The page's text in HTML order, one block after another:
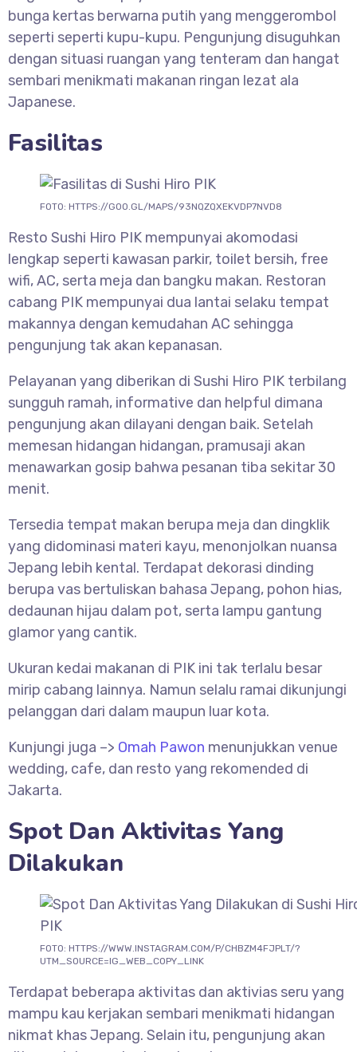
bunga kertas berwarna putih yang menggerombol
seperti seperti kupu-kupu. Pengunjung disuguhkan
dengan situasi ruangan yang tenteram dan hangat
sembari menikmati makanan ringan lezat ala
Japanese.
Fasilitas
FOTO: HTTPS://GOO.GL/MAPS/93NQZQXEKVDP7NVD8
Resto Sushi Hiro PIK mempunyai akomodasi
lengkap seperti kawasan parkir, toilet bersih, free
wifi, AC, serta meja dan bangku makan. Restoran
cabang PIK mempunyai dua lantai selaku tempat
makannya dengan kemudahan AC sehingga
pengunjung tak akan kepanasan.
Pelayanan yang diberikan di Sushi Hiro PIK terbilang
sungguh ramah, informative dan helpful dimana
pengunjung akan dilayani dengan baik. Setelah
memesan hidangan hidangan, pramusaji akan
menawarkan gosip bahwa pesanan tiba sekitar 30
menit.
Tersedia tempat makan berupa meja dan dingklik
yang didominasi materi kayu, menonjolkan nuansa
Jepang lebih kental. Terdapat dekorasi dinding
berupa vas bertuliskan bahasa Jepang, pohon hias,
dedaunan hijau dalam pot, serta lampu gantung
glamor yang cantik.
Ukuran kedai makanan di PIK ini tak terlalu besar
mirip cabang lainnya. Namun selalu ramai dikunjungi
pelanggan dari dalam maupun luar kota.
Kunjungi juga –> Omah Pawon menunjukkan venue
wedding, cafe, dan resto yang rekomended di
Jakarta.
Spot Dan Aktivitas Yang
Dilakukan
FOTO: HTTPS://WWW.INSTAGRAM.COM/P/CHBZM4FJPLT/?
UTM_SOURCE=IG_WEB_COPY_LINK
Terdapat beberapa aktivitas dan aktivias seru yang
mampu kau kerjakan sembari menikmati hidangan
nikmat khas Jepang. Selain itu, pengunjung akan